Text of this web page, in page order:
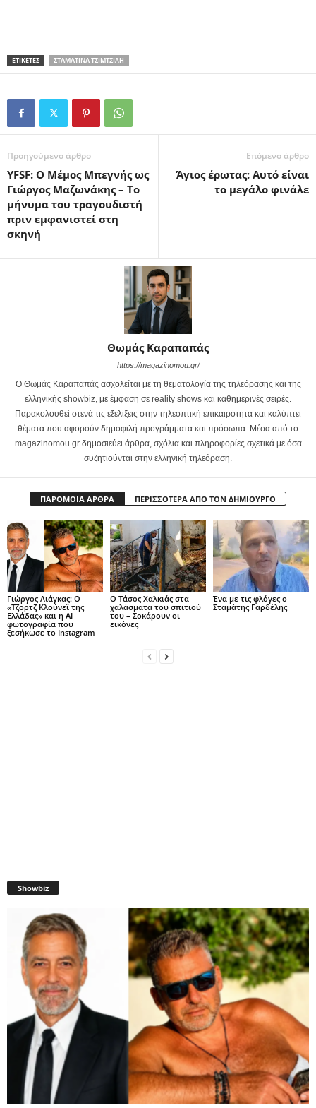
ΕΤΙΚΕΤΕΣ ΣΤΑΜΑΤΊΝΑ ΤΣΙΜΤΣΙΛΉ
Προηγούμενο άρθρο
YFSF: Ο Μέμος Μπεγνής ως
Γιώργος Μαζωνάκης – Το
μήνυμα του τραγουδιστή
πριν εμφανιστεί στη
σκηνή
Επόμενο άρθρο
Άγιος έρωτας: Αυτό είναι
το μεγάλο φινάλε
Θωμάς Καραπαπάς
https://magazinomou.gr/
Ο Θωμάς Καραπαπάς ασχολείται με τη θεματολογία της τηλεόρασης και της
ελληνικής showbiz, με έμφαση σε reality shows και καθημερινές σειρές.
Παρακολουθεί στενά τις εξελίξεις στην τηλεοπτική επικαιρότητα και καλύπτει
θέματα που αφορούν δημοφιλή προγράμματα και πρόσωπα. Μέσα από το
magazinomou.gr δημοσιεύει άρθρα, σχόλια και πληροφορίες σχετικά με όσα
συζητιούνται στην ελληνική τηλεόραση.
ΠΑΡΟΜΟΙΑ ΑΡΘΡΑ ΠΕΡΙΣΣΟΤΕΡΑ ΑΠΟ ΤΟΝ ΔΗΜΙΟΥΡΓΟ
Γιώργος Λιάγκας: Ο
«Τζορτζ Κλούνεϊ της
Ελλάδας» και η AI
φωτογραφία που
ξεσήκωσε το Instagram
Ο Τάσος Χαλκιάς στα
χαλάσματα του σπιτιού
του – Σοκάρουν οι
εικόνες
Ένα με τις φλόγες ο
Σταμάτης Γαρδέλης
Showbiz